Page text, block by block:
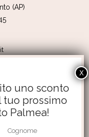
(AP)
Policy
uno sconto
tuo prossimo
Palmea!